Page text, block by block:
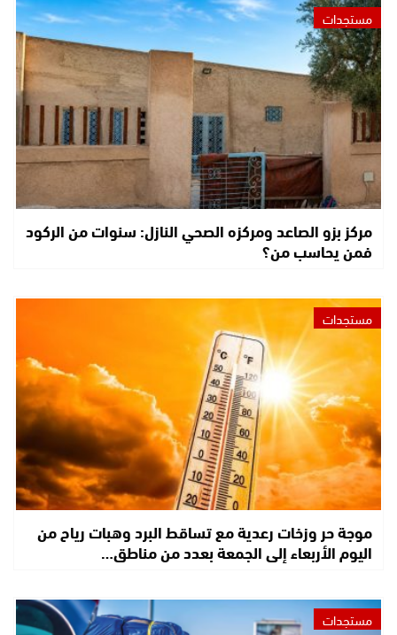
مستجدات
مركز بزو الصاعد ومركزه الصحي النازل: سنوات من الركود
فمن يحاسب من؟
مستجدات
موجة حر وزخات رعدية مع تساقط البرد وهبات رياح من
اليوم الأربعاء إلى الجمعة بعدد من مناطق…
مستجدات